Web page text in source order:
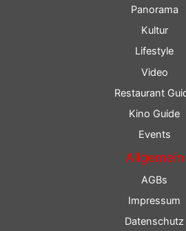
Panorama
Kultur
Lifestyle
Video
Restaurant
Kino Guide
Events
Allgemein
AGBs
Impressum
Datenschutz